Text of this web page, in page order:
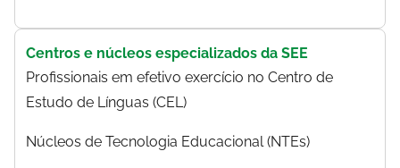
Centros e núcleos especializados da SEE
Profissionais em efetivo exercício no Centro de
Estudo de Línguas (CEL)
Núcleos de Tecnologia Educacional (NTEs)